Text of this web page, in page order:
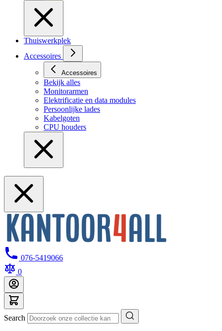
Thuiswerkplek
Accessoires
Accessoires
Bekijk alles
Monitorarmen
Elektrificatie en data modules
Persoonlijke lades
Kabelgoten
CPU houders
076-5419066
0
Search